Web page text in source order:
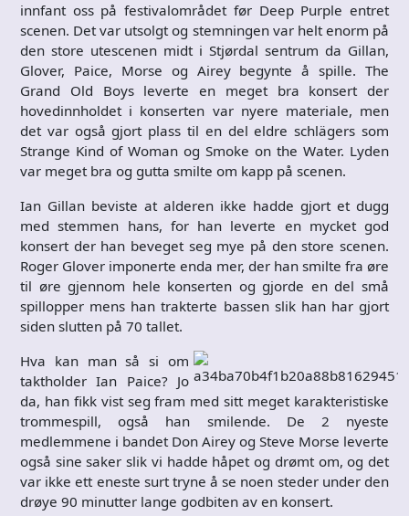
innfant oss på festivalområdet før Deep Purple entret
scenen. Det var utsolgt og stemningen var helt enorm på
den store utescenen midt i Stjørdal sentrum da Gillan,
Glover, Paice, Morse og Airey begynte å spille. The
Grand Old Boys leverte en meget bra konsert der
hovedinnholdet i konserten var nyere materiale, men
det var også gjort plass til en del eldre schlägers som
Strange Kind of Woman og Smoke on the Water. Lyden
var meget bra og gutta smilte om kapp på scenen.
Ian Gillan beviste at alderen ikke hadde gjort et dugg
med stemmen hans, for han leverte en mycket god
konsert der han beveget seg mye på den store scenen.
Roger Glover imponerte enda mer, der han smilte fra øre
til øre gjennom hele konserten og gjorde en del små
spillopper mens han trakterte bassen slik han har gjort
siden slutten på 70 tallet.
Hva kan man så si om
taktholder Ian Paice? Jo
da, han fikk vist seg fram med sitt meget karakteristiske
trommespill, også han smilende. De 2 nyeste
medlemmene i bandet Don Airey og Steve Morse leverte
også sine saker slik vi hadde håpet og drømt om, og det
var ikke ett eneste surt tryne å se noen steder under den
drøye 90 minutter lange godbiten av en konsert.